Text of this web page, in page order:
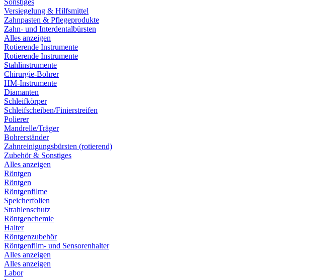
Sonstiges
Versiegelung & Hilfsmittel
Zahnpasten & Pflegeprodukte
Zahn- und Interdentalbürsten
Alles anzeigen
Rotierende Instrumente
Rotierende Instrumente
Stahlinstrumente
Chirurgie-Bohrer
HM-Instrumente
Diamanten
Schleifkörper
Schleifscheiben/Finierstreifen
Polierer
Mandrelle/Träger
Bohrerständer
Zahnreinigungsbürsten (rotierend)
Zubehör & Sonstiges
Alles anzeigen
Röntgen
Röntgen
Röntgenfilme
Speicherfolien
Strahlenschutz
Röntgenchemie
Halter
Röntgenzubehör
Röntgenfilm- und Sensorenhalter
Alles anzeigen
Alles anzeigen
Labor